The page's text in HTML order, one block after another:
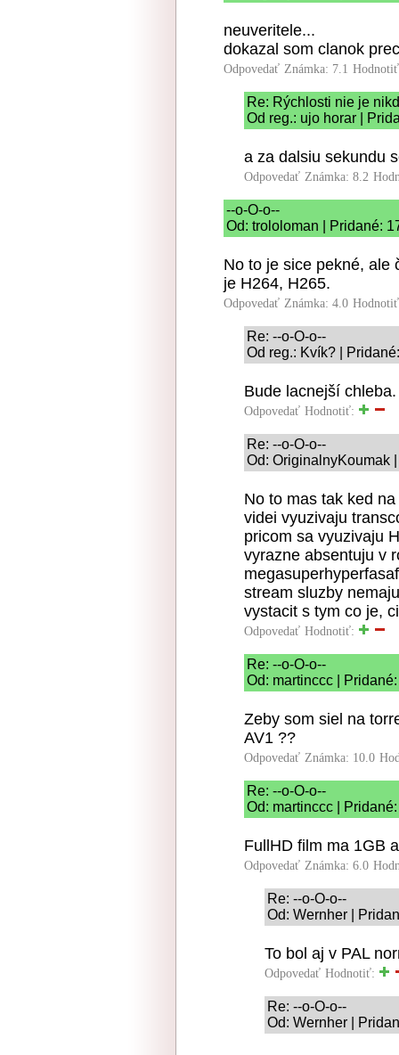
neuveritele...
dokazal som clanok
Odpovedať Známka: 7.1
Re: Rýchlosti nie je
Od reg.: ujo horar |
a za dalsiu sekundu
Odpovedať Známka: 8.2
--o-O-o--
Od: trololoman | Pridané:
No to je sice pekné, ale
je H264, H265.
Odpovedať Známka: 4.0
Re: --o-O-o--
Od reg.: Kvík? |
Bude lacnejší chleba.
Odpovedať Hodnotiť:
Re: --o-O-o--
Od: OriginalnyKoumak
No to mas tak ked
videi vyuzivaju
pricom sa vyuzivaju
vyrazne absentuju v
stream sluzby
vystacit s tym co je,
Odpovedať Hodnotiť:
Re: --o-O-o--
Od: martinccc |
Zeby som siel na
AV1 ??
Odpovedať Známka: 10.0
Re: --o-O-o--
Od: martinccc |
FullHD film ma 1GB
Odpovedať Známka: 6.0
Re: --o-O-o--
Od: Wernher |
To bol aj v PAL
Odpovedať Hodnotiť:
Re: --o-O-o--
Od: Wernher |